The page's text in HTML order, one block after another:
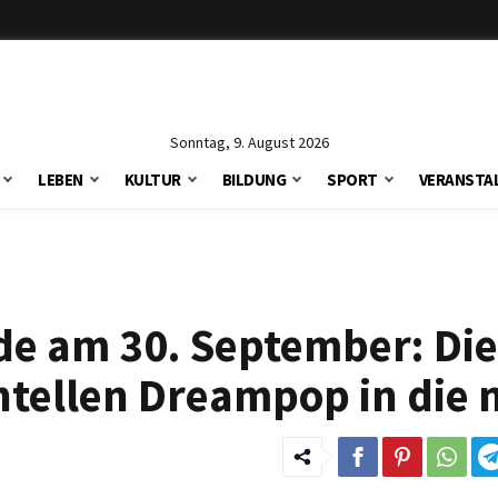
Sonntag, 9. August 2026
LEBEN KULTUR BILDUNG SPORT
am 30. September:
Dreampop in die